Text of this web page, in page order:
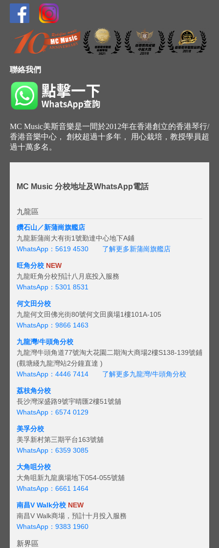
聯絡我們
MC Music美斯音樂是一間於2012年在香港創立的香港琴行/
香港音樂中心， 創校超過十多年， 用心栽培，教授學員超
過十萬多名。
MC Music 分校地址及WhatsApp電話
九龍區
鑽石山／新蒲崗旗艦店
九龍新蒲崗大有街1號勤達中心地下A鋪
WhatsApp：5619 4530
了解更多新蒲崗旗艦店
旺角分校 NEW
九龍旺角分校預計八月底投入服務
WhatsApp：5301 8531
何文田分校
九龍何文田佛光街80號何文田廣場1樓101A-105
WhatsApp：9866 1463
九龍灣/牛頭角分校
九龍灣牛頭角道77號淘大花園二期淘大商場2樓S138-139號鋪
(觀塘綫九龍灣站2分鐘直達 )
WhatsApp：4446 7414
了解更多九龍灣/牛頭角分校
荔枝角分校
長沙灣深盛路9號宇晴匯2樓51號舖
WhatsApp：6574 0129
美孚分校
美孚新村第三期平台163號舖
WhatsApp：6359 3085
大角咀分校
大角咀新九龍廣場地下054-055號舖
WhatsApp：6661 1464
南昌V Walk分校 NEW
南昌V Walk商場，預計十月投入服務
WhatsApp：9383 1960
新界區